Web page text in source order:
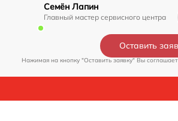
Семён Лапин
Главный мастер сервисного центра
Оставить
Нажимая на кнопку "Оставить заявку" Вы